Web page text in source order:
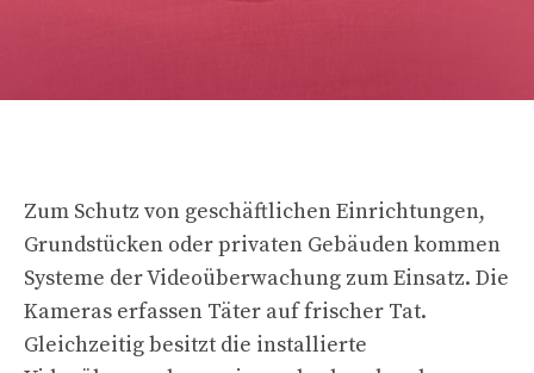
Zum Schutz von geschäftlichen Einrichtungen,
Grundstücken oder privaten Gebäuden kommen
Systeme der Videoüberwachung zum Einsatz. Die
Kameras erfassen Täter auf frischer Tat.
Gleichzeitig besitzt die installierte